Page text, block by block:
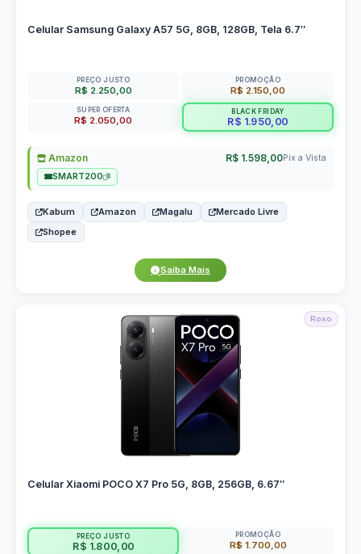
Celular Samsung Galaxy A57 5G, 8GB, 128GB, Tela 6.7″
PREÇO JUSTO
R$ 2.250,00
PROMOÇÃO
R$ 2.150,00
SUPER OFERTA
R$ 2.050,00
BLACK FRIDAY
R$ 1.950,00
Amazon R$ 1.598,00Pix a Vista
SMART200
Kabum Amazon Magalu
Mercado Livre
Shopee
Saiba Mais
Roxo
Celular Xiaomi POCO X7 Pro 5G, 8GB, 256GB, 6.67″
PREÇO JUSTO
R$ 1.800,00
PROMOÇÃO
R$ 1.700,00